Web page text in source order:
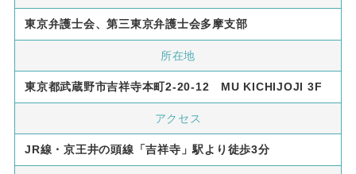
東京弁護士会、第三東京弁護士会多摩支部
所在地
東京都武蔵野市吉祥寺本町2-20-12 MU KICHIJOJI 3F
アクセス
JR線・京王井の頭線「吉祥寺」駅より徒歩3分